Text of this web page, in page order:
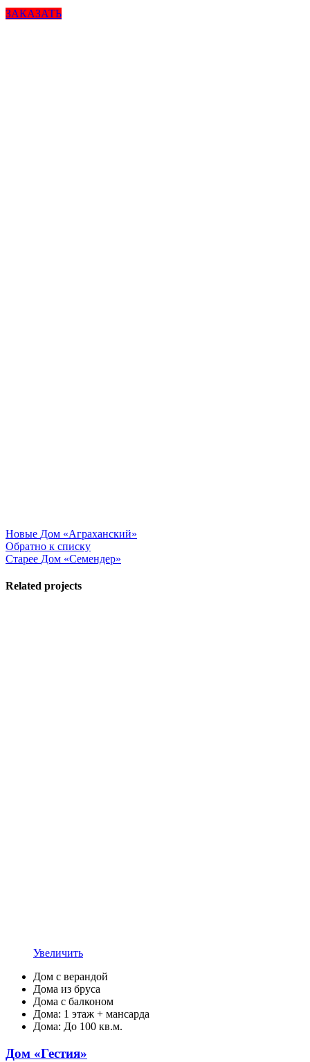
ЗАКАЗАТЬ
Новые Дом «Аграханский»
Обратно к списку
Старее Дом «Семендер»
Related projects
Увеличить
Дом с верандой
Дома из бруса
Дома с балконом
Дома: 1 этаж + мансарда
Дома: До 100 кв.м.
Дом «Гестия»